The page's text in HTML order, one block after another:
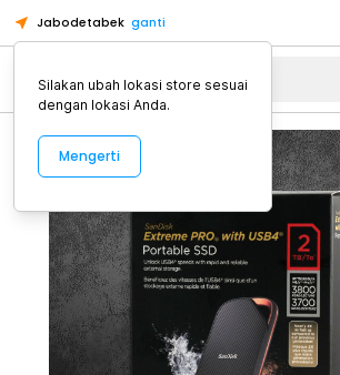
Jabodetabek ganti
Alat Kopi
Silakan ubah lokasi store sesuai
dengan lokasi Anda.
Mengerti